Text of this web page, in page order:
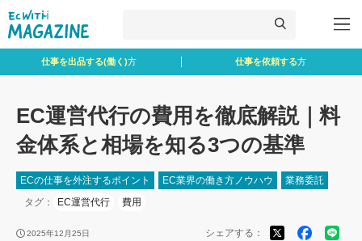
仕事を出品する(働く)方 仕事を依頼する方
EC運営代行の費用を徹底解説｜料
金体系と相場を知る3つの基準
ECの仕事を外注するポイント EC業界の働き方ノウハウ
業務委託
タグ：
EC運営代行 費用
2025年12月25日 シェアする：